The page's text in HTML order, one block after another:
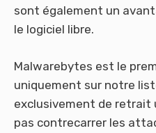
sont également un
le logiciel libre.
Malwarebytes est le
uniquement sur notre
exclusivement de retrait
pas contrecarrer les